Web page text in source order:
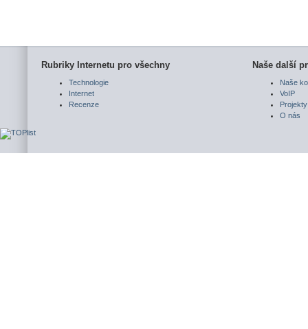
Rubriky Internetu pro všechny
Technologie
Internet
Recenze
Naše další
Naše
VoIP
Projekty
O nás